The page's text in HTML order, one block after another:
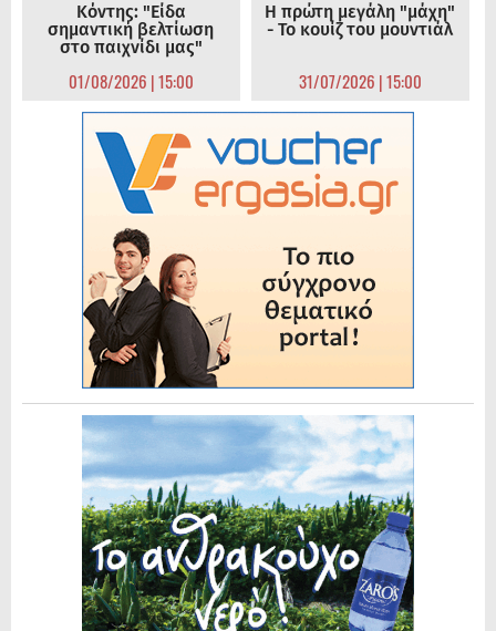
Κόντης: "Είδα
σημαντική βελτίωση
στο παιχνίδι μας"
01/08/2026 | 15:00
Η πρώτη μεγάλη "μάχη"
- Το κουίζ του μουντιάλ
31/07/2026 | 15:00